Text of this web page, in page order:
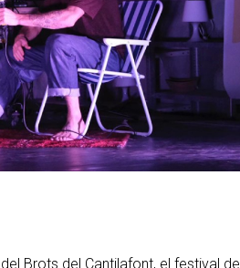
Brots del Cantilafont, el festival de